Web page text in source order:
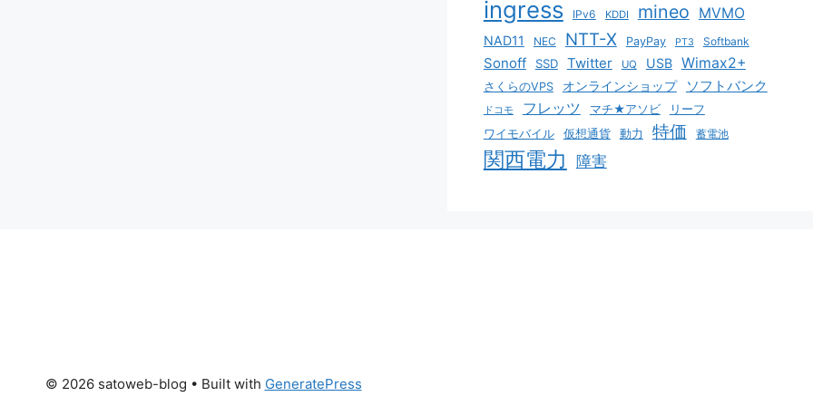
ingress IPv6 KDDI mineo MVMO
NAD11 NEC NTT-X PayPay PT3 Softbank
Sonoff SSD Twitter UQ USB Wimax2+
さくらのVPS オンラインショップ ソフトバンク
ドコモ フレッツ マチ★アソビ
リーフ
ワイモバイル
仮想通貨 動力 特価 蓄電池
関西電力 障害
© 2026 satoweb-blog • Built with GeneratePress